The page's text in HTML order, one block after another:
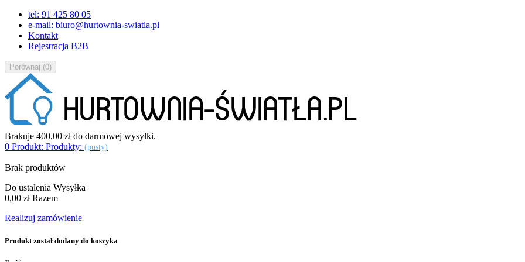
tel: 91 425 80 05
e-mail: biuro@hurtownia-swiatla.pl
Kontakt
Rejestracja B2B
Porównaj (0)
Brakuje 400,00 złdo darmowej wysyłki.
0 Produkt: Produkty: (pusty)
Brak produktów
Do ustalenia Wysyłka
0,00 zł Razem
Realizuj zamówienie
Produkt został dodany do koszyka